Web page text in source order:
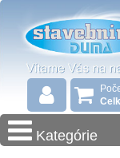
Kategórie